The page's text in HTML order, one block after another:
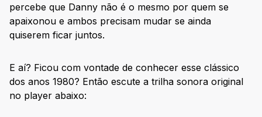
percebe que Danny não é o mesmo por quem se
apaixonou e ambos precisam mudar se ainda
quiserem ficar juntos.
E aí? Ficou com vontade de conhecer esse clássico
dos anos 1980? Então escute a trilha sonora original
no player abaixo: